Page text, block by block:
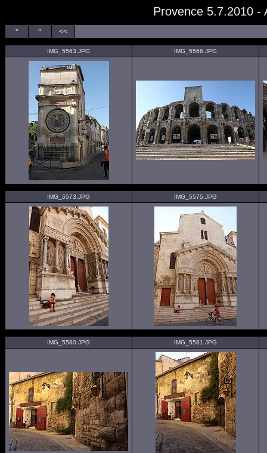
Provence 5.7.2010 -
* ^ <<
IMG_5563.JPG IMG_5566.JPG
IMG_5573.JPG IMG_5575.JPG
IMG_5580.JPG IMG_5581.JPG